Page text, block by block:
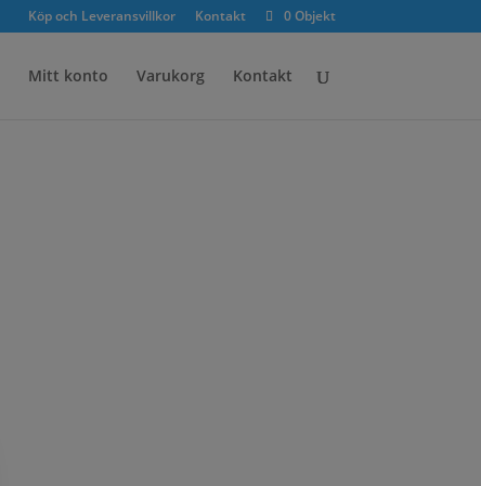
Köp och Leveransvillkor Kontakt 0 Objekt
Mitt konto Varukorg Kontakt